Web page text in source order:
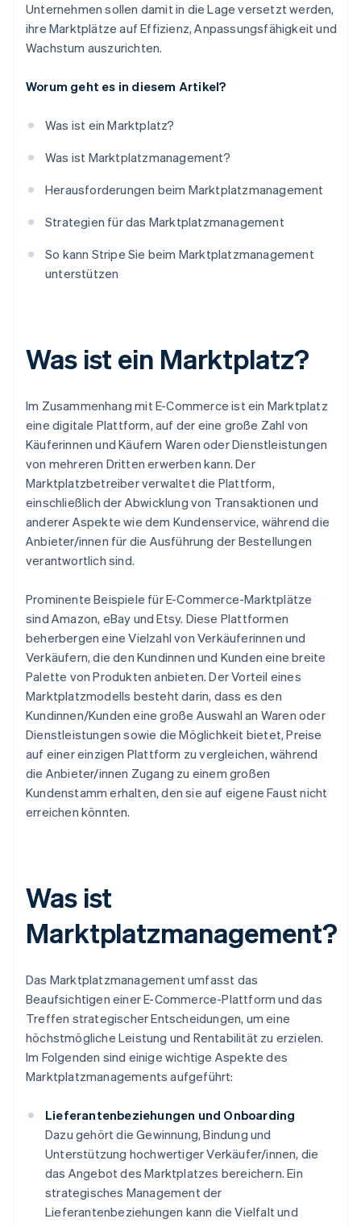
Unternehmen sollen damit in die Lage versetzt werden,
ihre Marktplätze auf Effizienz, Anpassungsfähigkeit und
Wachstum auszurichten.
Worum geht es in diesem Artikel?
Was ist ein Marktplatz?
Was ist Marktplatzmanagement?
Herausforderungen beim Marktplatzmanagement
Strategien für das Marktplatzmanagement
So kann Stripe Sie beim Marktplatzmanagement
unterstützen
Was ist ein Marktplatz?
Im Zusammenhang mit E-Commerce ist ein Marktplatz
eine digitale Plattform, auf der eine große Zahl von
Käuferinnen und Käufern Waren oder Dienstleistungen
von mehreren Dritten erwerben kann. Der
Marktplatzbetreiber verwaltet die Plattform,
einschließlich der Abwicklung von Transaktionen und
anderer Aspekte wie dem Kundenservice, während die
Anbieter/innen für die Ausführung der Bestellungen
verantwortlich sind.
Prominente Beispiele für E-Commerce-Marktplätze
sind Amazon, eBay und Etsy. Diese Plattformen
beherbergen eine Vielzahl von Verkäuferinnen und
Verkäufern, die den Kundinnen und Kunden eine breite
Palette von Produkten anbieten. Der Vorteil eines
Marktplatzmodells besteht darin, dass es den
Kundinnen/Kunden eine große Auswahl an Waren oder
Dienstleistungen sowie die Möglichkeit bietet, Preise
auf einer einzigen Plattform zu vergleichen, während
die Anbieter/innen Zugang zu einem großen
Kundenstamm erhalten, den sie auf eigene Faust nicht
erreichen könnten.
Was ist
Marktplatzmanagement?
Das Marktplatzmanagement umfasst das
Beaufsichtigen einer E-Commerce-Plattform und das
Treffen strategischer Entscheidungen, um eine
höchstmögliche Leistung und Rentabilität zu erzielen.
Im Folgenden sind einige wichtige Aspekte des
Marktplatzmanagements aufgeführt:
Lieferantenbeziehungen und Onboarding
Dazu gehört die Gewinnung, Bindung und
Unterstützung hochwertiger Verkäufer/innen, die
das Angebot des Marktplatzes bereichern. Ein
strategisches Management der
Lieferantenbeziehungen kann die Vielfalt und